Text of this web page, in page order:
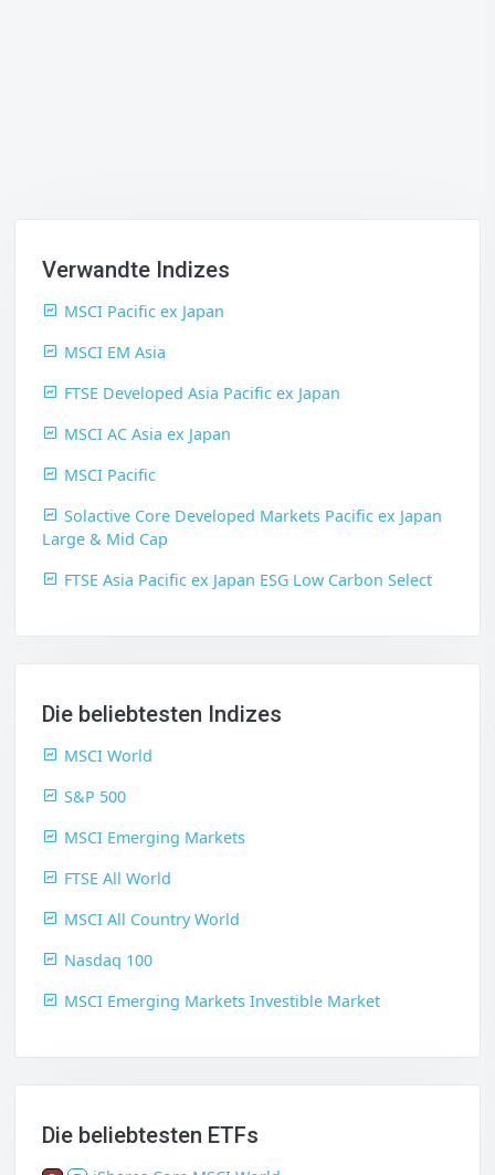
Verwandte Indizes
MSCI Pacific ex Japan
MSCI EM Asia
FTSE Developed Asia Pacific ex Japan
MSCI AC Asia ex Japan
MSCI Pacific
Solactive Core Developed Markets Pacific ex Japan
Large & Mid Cap
FTSE Asia Pacific ex Japan ESG Low Carbon Select
Die beliebtesten Indizes
MSCI World
S&P 500
MSCI Emerging Markets
FTSE All World
MSCI All Country World
Nasdaq 100
MSCI Emerging Markets Investible Market
Die beliebtesten ETFs